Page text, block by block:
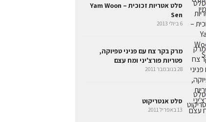
סלט אטריות זכוכית – Yam Woon
Sen
6 ביולי 2013
מרק בקר צח עם פניני טפיוקה,
פטריות פורצ'יני ומח עצם
28 בנובמבר 2011
סלט אנטריקוט
13 באפריל 2011